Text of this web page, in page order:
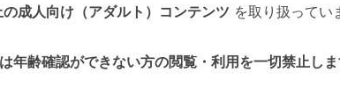
成人向け（アダルト）コンテンツ を取り扱ってい
年齢確認ができない方の閲覧・利用を一切禁止しま